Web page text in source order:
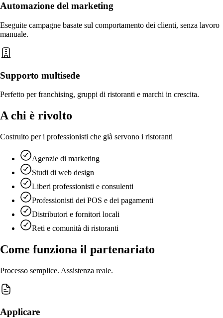
Automazione del marketing
Eseguite campagne basate sul comportamento dei clienti, senza lavoro
manuale.
Supporto multisede
Perfetto per franchising, gruppi di ristoranti e marchi in crescita.
A chi è rivolto
Costruito per i professionisti che già servono i ristoranti
Agenzie di marketing
Studi di web design
Liberi professionisti e consulenti
Professionisti dei POS e dei pagamenti
Distributori e fornitori locali
Reti e comunità di ristoranti
Come funziona il partenariato
Processo semplice. Assistenza reale.
Applicare